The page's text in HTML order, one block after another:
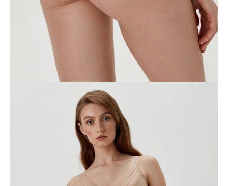
Jak złożyć zamówienie
POWIADOM MNIE O DOSTĘPNOŚCI
ПОЛУЧИТЬ ПО EMAIL
darmowa od 99 zł
czas dostawy: 1-2 dni robocze
Paczkomaty InPost 24/7,darmowa od 50 zł
czas dostawy: 1-2 dni robocze
w sklepie Conte (Łodz)
pn.- czw. 8:00 - 16:00, pt. 8:00 - 14:00
Majtki Sport Glam RP2097 z wysokim stanem zostały zaprojektowane
w stylu „sportowego szyku” i łączą sportowy styl tkaniny w paski z
kobiecą miękkością linii designu.